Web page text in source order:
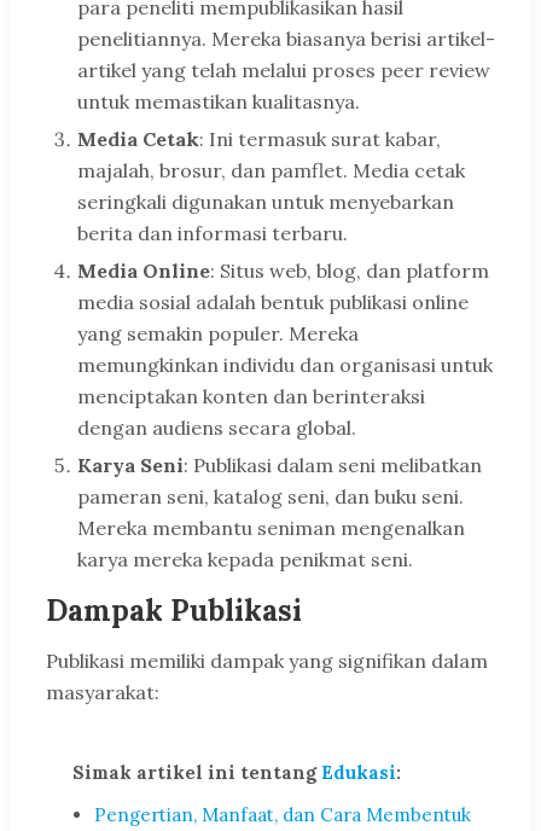
para peneliti mempublikasikan hasil
penelitiannya. Mereka biasanya berisi artikel-
artikel yang telah melalui proses peer review
untuk memastikan kualitasnya.
Media Cetak: Ini termasuk surat kabar,
majalah, brosur, dan pamflet. Media cetak
seringkali digunakan untuk menyebarkan
berita dan informasi terbaru.
Media Online: Situs web, blog, dan platform
media sosial adalah bentuk publikasi online
yang semakin populer. Mereka
memungkinkan individu dan organisasi untuk
menciptakan konten dan berinteraksi
dengan audiens secara global.
Karya Seni: Publikasi dalam seni melibatkan
pameran seni, katalog seni, dan buku seni.
Mereka membantu seniman mengenalkan
karya mereka kepada penikmat seni.
Dampak Publikasi
Publikasi memiliki dampak yang signifikan dalam
masyarakat:
Simak artikel ini tentang Edukasi:
Pengertian, Manfaat, dan Cara Membentuk